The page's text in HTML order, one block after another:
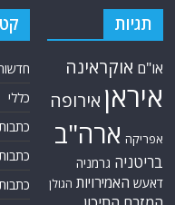
תגיות
או"ם אוקראינה
איראן אירופה
אפריקה ארה"ב
בריטניה גרמניה
דאעש האמירויות הגולן
כללי